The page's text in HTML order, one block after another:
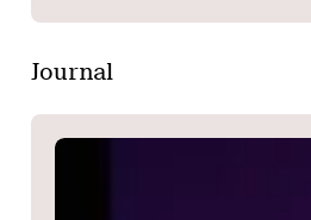
Journal